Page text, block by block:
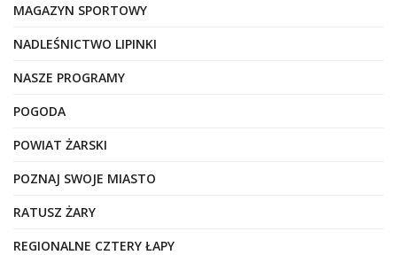
MAGAZYN SPORTOWY
NADLEŚNICTWO LIPINKI
NASZE PROGRAMY
POGODA
POWIAT ŻARSKI
POZNAJ SWOJE MIASTO
RATUSZ ŻARY
REGIONALNE CZTERY ŁAPY